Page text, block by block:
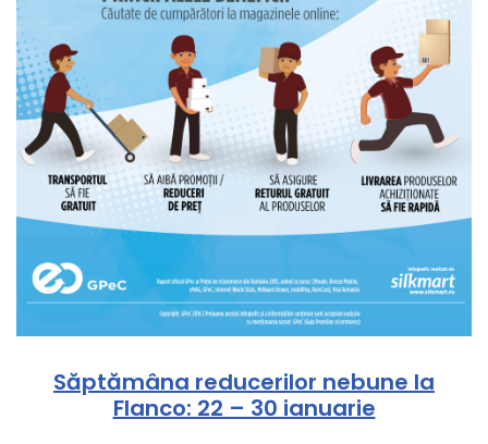
Săptămâna reducerilor nebune la
Flanco: 22 – 30 ianuarie